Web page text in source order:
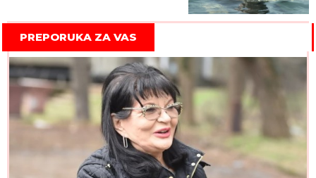
PREPORUKA ZA VAS